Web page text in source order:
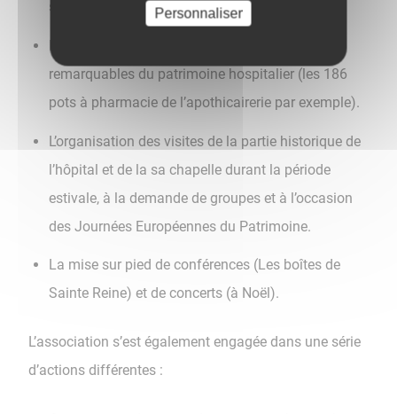
siècles ou les reliquaires de la chapelle.
L’action pour le classement des éléments
remarquables du patrimoine hospitalier (les 186
pots à pharmacie de l’apothicairerie par exemple).
L’organisation des visites de la partie historique de
l’hôpital et de la sa chapelle durant la période
estivale, à la demande de groupes et à l’occasion
des Journées Européennes du Patrimoine.
La mise sur pied de conférences (Les boîtes de
Sainte Reine) et de concerts (à Noël).
L’association s’est également engagée dans une série
d’actions différentes :
Personnaliser